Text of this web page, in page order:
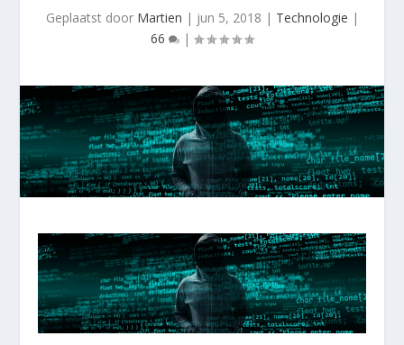
Geplaatst door Martien | jun 5, 2018 | Technologie |
66
|